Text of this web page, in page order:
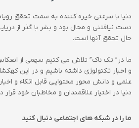
دنیا با سرعتی خیره کننده به سمت تحقق
دست نیافتنی و محال بود و بشر با گذر از
حال تحقق آنها است.
ما در” تک ناک” تلاش می کنیم سهمی از
و اخبار تکنولوژی داشته باشیم و در این
علمی و دانش محور محتوایی قابل اتکاء و
دنیا در اختیار علاقمندان و مخاطبان خود قرار
ما را در شبکه های اجتماعی دنبال کنید